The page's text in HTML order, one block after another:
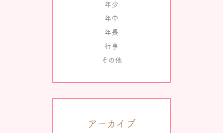
年少
年中
年長
行事
その他
アーカイブ